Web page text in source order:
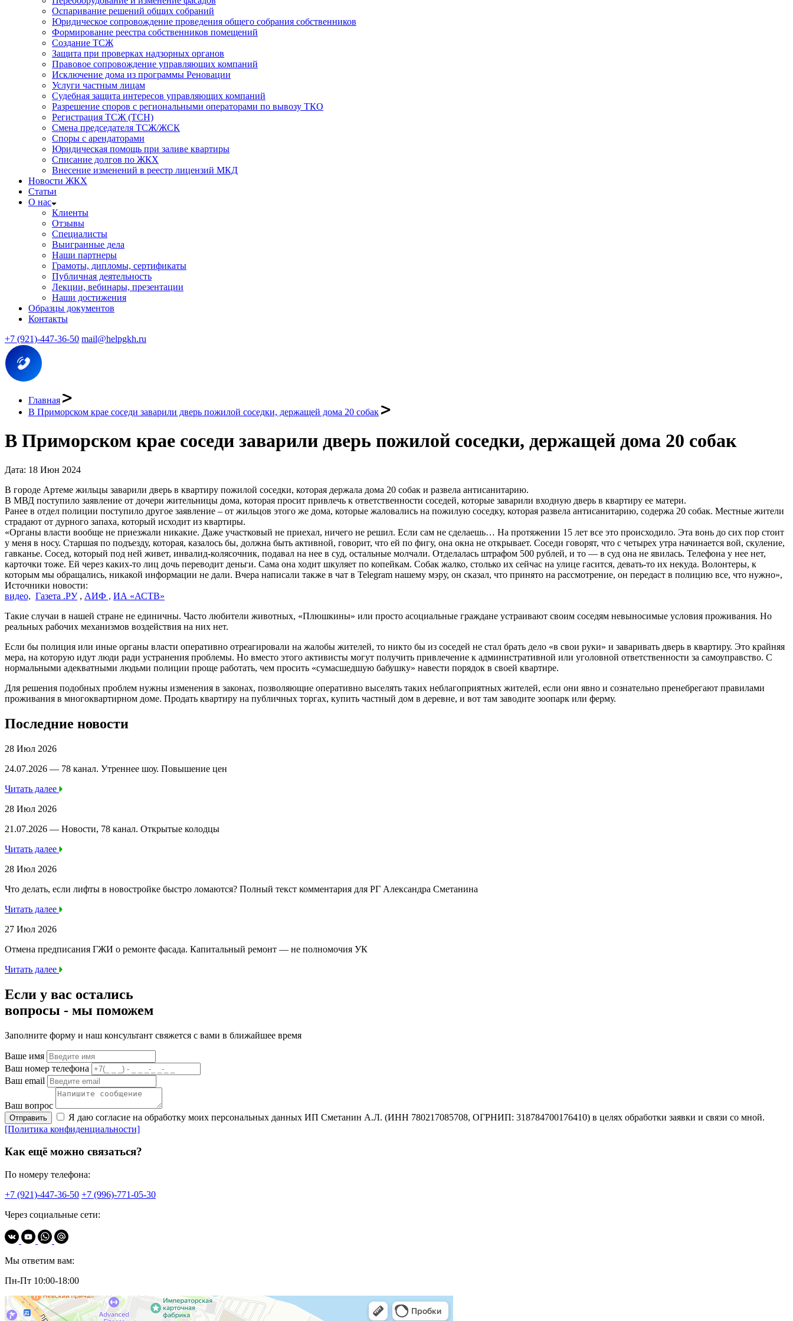
Оспаривание решений общих собраний
Юридическое сопровождение проведения общего собрания собственников
Формирование реестра собственников помещений
Создание ТСЖ
Защита при проверках надзорных органов
Правовое сопровождение управляющих компаний
Исключение дома из программы Реновации
Услуги частным лицам
Судебная защита интересов управляющих компаний
Разрешение споров с региональными операторами по вывозу ТКО
Регистрация ТСЖ (ТСН)
Смена председателя ТСЖ/ЖСК
Споры с арендаторами
Юридическая помощь при заливе квартиры
Списание долгов по ЖКХ
Внесение изменений в реестр лицензий МКД
Новости ЖКХ
Статьи
О нас
Клиенты
Отзывы
Специалисты
Выигранные дела
Наши партнеры
Грамоты, дипломы, сертификаты
Публичная деятельность
Лекции, вебинары, презентации
Наши достижения
Образцы документов
Контакты
+7 (921)-447-36-50 mail@helpgkh.ru
Главная
В Приморском крае соседи заварили дверь пожилой соседки, держащей дома 20 собак
В Приморском крае соседи заварили дверь пожилой соседки, держащей дома 20 собак
Дата: 18 Июн 2024
В городе Артеме жильцы заварили дверь в квартиру пожилой соседки, которая держала дома 20 собак и развела антисанитарию.
В МВД поступило заявление от дочери жительницы дома, которая просит привлечь к ответственности соседей, которые заварили входную дверь в квартиру ее матери.
Ранее в отдел полиции поступило другое заявление – от жильцов этого же дома, которые жаловались на пожилую соседку, которая развела антисанитарию, содержа 20 собак. Местные жители
страдают от дурного запаха, который исходит из квартиры.
«Органы власти вообще не приезжали никакие. Даже участковый не приехал, ничего не решил. Если сам не сделаешь… На протяжении 15 лет все это происходило. Эта вонь до сих пор стоит
у меня в носу. Старшая по подъезду, которая, казалось бы, должна быть активной, говорит, что ей по фигу, она окна не открывает. Соседи говорят, что с четырех утра начинается вой, скуление,
гавканье. Сосед, который под ней живет, инвалид-колясочник, подавал на нее в суд, остальные молчали. Отделалась штрафом 500 рублей, и то — в суд она не явилась. Телефона у нее нет,
карточки тоже. Ей через каких-то лиц дочь переводит деньги. Сама она ходит шкуляет по копейкам. Собак жалко, столько их сейчас на улице гасится, девать-то их некуда. Волонтеры, к
которым мы обращались, никакой информации не дали. Вчера написали также в чат в Telegram нашему мэру, он сказал, что принято на рассмотрение, он передаст в полицию все, что нужно»,
Источники новости:
видео, Газета .РУ, АИФ , ИА «АСТВ»
Такие случаи в нашей стране не единичны. Часто любители животных, «Плюшкины» или просто асоциальные граждане устраивают своим соседям невыносимые условия проживания. Но
реальных рабочих механизмов воздействия на них нет.
Если бы полиция или иные органы власти оперативно отреагировали на жалобы жителей, то никто бы из соседей не стал брать дело «в свои руки» и заваривать дверь в квартиру. Это крайняя
мера, на которую идут люди ради устранения проблемы. Но вместо этого активисты могут получить привлечение к административной или уголовной ответственности за самоуправство. С
нормальными адекватными людьми полиции проще работать, чем просить «сумасшедшую бабушку» навести порядок в своей квартире.
Для решения подобных проблем нужны изменения в законах, позволяющие оперативно выселять таких неблагоприятных жителей, если они явно и сознательно пренебрегают правилами
проживания в многоквартирном доме. Продать квартиру на публичных торгах, купить частный дом в деревне, и вот там заводите зоопарк или ферму.
Последние новости
28 Июл 2026
24.07.2026 — 78 канал. Утреннее шоу. Повышение цен
Читать далее
28 Июл 2026
21.07.2026 — Новости, 78 канал. Открытые колодцы
Читать далее
28 Июл 2026
Что делать, если лифты в новостройке быстро ломаются? Полный текст комментария для РГ Александра Сметанина
Читать далее
27 Июл 2026
Отмена предписания ГЖИ о ремонте фасада. Капитальный ремонт — не полномочия УК
Читать далее
Если у вас остались
вопросы - мы поможем
Заполните форму и наш консультант свяжется с вами в ближайшее время
Ваше имя
Ваш номер телефона
Ваш email
Ваш вопрос
Отправить
Я даю согласие на обработку моих персональных данных ИП Сметанин А.Л. (ИНН 780217085708, ОГРНИП: 318784700176410) в целях обработки заявки и связи со мной.
[Политика конфиденциальности]
Как ещё можно связаться?
По номеру телефона:
+7 (921)-447-36-50 +7 (996)-771-05-30
Через социальные сети:
Мы ответим вам:
Пн-Пт 10:00-18:00